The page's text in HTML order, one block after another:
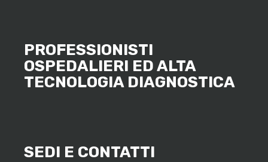
PROFESSIONISTI
OSPEDALIERI ED ALTA
TECNOLOGIA DIAGNOSTICA
SEDI E CONTATTI